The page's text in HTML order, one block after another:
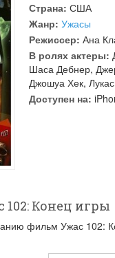
Страна: США
Жанр: Ужасы
Режиссер: Ана
В ролях актеры:
Шаса Дебнер,
Джошуа Хек,
Доступен на:
Конец игры
фильм Ужас 102: